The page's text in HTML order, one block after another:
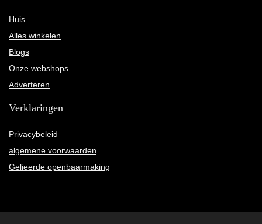
Huis
Alles winkelen
Blogs
Onze webshops
Adverteren
Verklaringen
Privacybeleid
algemene voorwaarden
Gelieerde openbaarmaking